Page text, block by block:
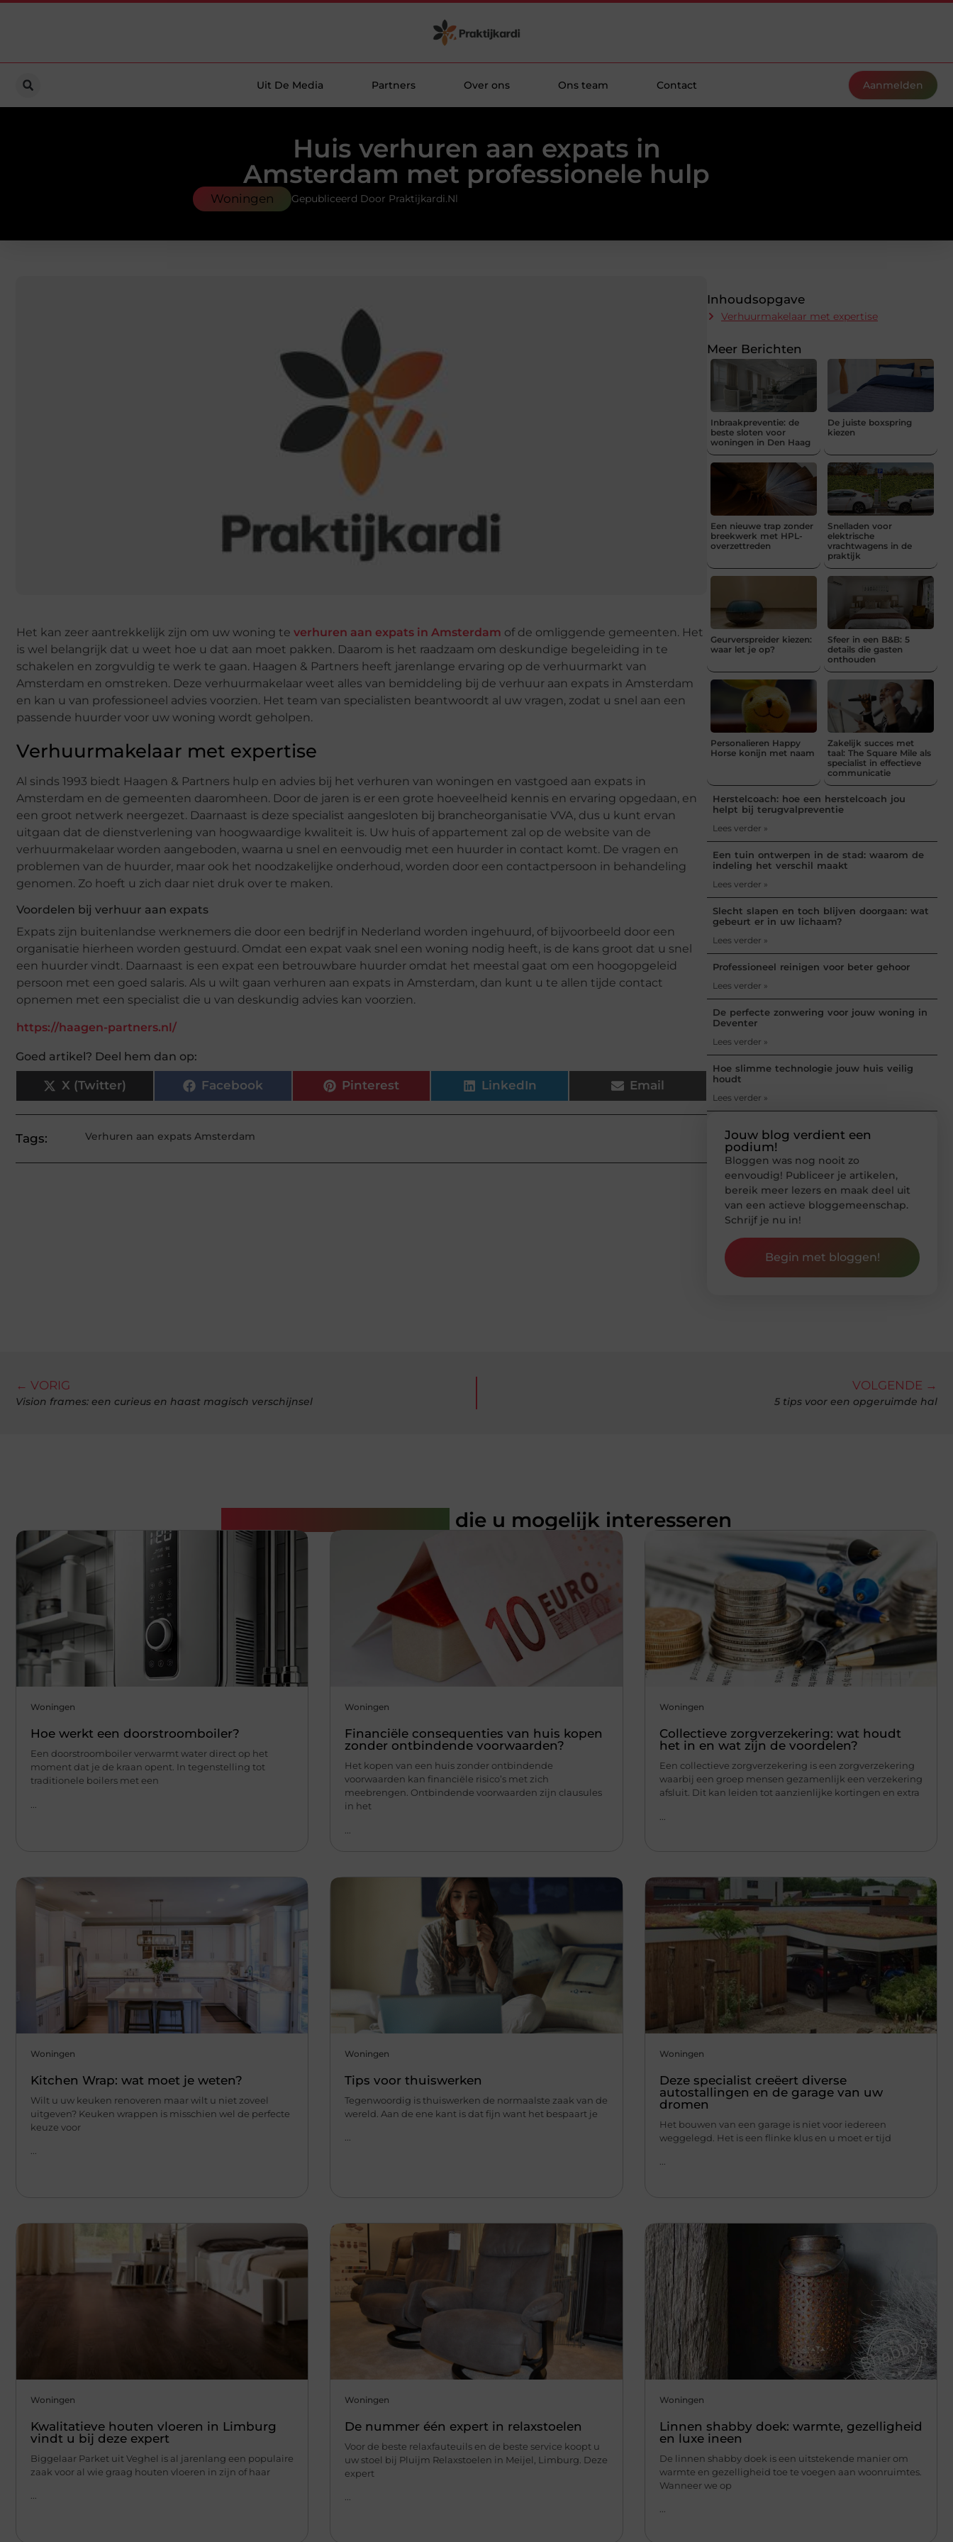
Uit De Media Partners Over ons Ons team Contact Aanmelden
Huis verhuren aan expats in
Amsterdam met professionele hulp
Woningen Gepubliceerd Door Praktijkardi.nl
Het kan zeer aantrekkelijk zijn om uw woning te verhuren aan expats in Amsterdam of de omliggende gemeenten. Het
is wel belangrijk dat u weet hoe u dat aan moet pakken. Daarom is het raadzaam om deskundige begeleiding in te
schakelen en zorgvuldig te werk te gaan. Haagen & Partners heeft jarenlange ervaring op de verhuurmarkt van
Amsterdam en omstreken. Deze verhuurmakelaar weet alles van bemiddeling bij de verhuur aan expats in Amsterdam
en kan u van professioneel advies voorzien. Het team van specialisten beantwoordt al uw vragen, zodat u snel aan een
passende huurder voor uw woning wordt geholpen.
Verhuurmakelaar met expertise
Al sinds 1993 biedt Haagen & Partners hulp en advies bij het verhuren van woningen en vastgoed aan expats in
Amsterdam en de gemeenten daaromheen. Door de jaren is er een grote hoeveelheid kennis en ervaring opgedaan, en
een groot netwerk neergezet. Daarnaast is deze specialist aangesloten bij brancheorganisatie VVA, dus u kunt ervan
uitgaan dat de dienstverlening van hoogwaardige kwaliteit is. Uw huis of appartement zal op de website van de
verhuurmakelaar worden aangeboden, waarna u snel en eenvoudig met een huurder in contact komt. De vragen en
problemen van de huurder, maar ook het noodzakelijke onderhoud, worden door een contactpersoon in behandeling
genomen. Zo hoeft u zich daar niet druk over te maken.
Voordelen bij verhuur aan expats
Expats zijn buitenlandse werknemers die door een bedrijf in Nederland worden ingehuurd, of bijvoorbeeld door een
organisatie hierheen worden gestuurd. Omdat een expat vaak snel een woning nodig heeft, is de kans groot dat u snel
een huurder vindt. Daarnaast is een expat een betrouwbare huurder omdat het meestal gaat om een hoogopgeleid
persoon met een goed salaris. Als u wilt gaan verhuren aan expats in Amsterdam, dan kunt u te allen tijde contact
opnemen met een specialist die u van deskundig advies kan voorzien.
https://haagen-partners.nl/
Goed artikel? Deel hem dan op:
X (Twitter) Facebook Pinterest LinkedIn Email
Tags: Verhuren aan expats Amsterdam
Inhoudsopgave
Verhuurmakelaar met expertise
Meer Berichten
Inbraakpreventie: de
beste sloten voor
woningen in Den Haag
De juiste boxspring
kiezen
Een nieuwe trap zonder
breekwerk met HPL-
overzettreden
Snelladen voor
elektrische
vrachtwagens in de
praktijk
Geurverspreider kiezen:
waar let je op?
Sfeer in een B&B: 5
details die gasten
onthouden
Personalieren Happy
Horse konijn met naam
Zakelijk succes met
taal: The Square Mile als
specialist in effectieve
communicatie
Herstelcoach: hoe een herstelcoach jou
helpt bij terugvalpreventie
Lees verder »
Een tuin ontwerpen in de stad: waarom de
indeling het verschil maakt
Lees verder »
Slecht slapen en toch blijven doorgaan: wat
gebeurt er in uw lichaam?
Lees verder »
Professioneel reinigen voor beter gehoor
Lees verder »
De perfecte zonwering voor jouw woning in
Deventer
Lees verder »
Hoe slimme technologie jouw huis veilig
houdt
Lees verder »
Jouw blog verdient een
podium!
Bloggen was nog nooit zo
eenvoudig! Publiceer je artikelen,
bereik meer lezers en maak deel uit
van een actieve bloggemeenschap.
Schrijf je nu in!
Begin met bloggen!
← VORIG
Vision frames: een curieus en haast magisch verschijnsel
VOLGENDE →
5 tips voor een opgeruimde hal
die u mogelijk interesseren
Woningen
Hoe werkt een doorstroomboiler?
Een doorstroomboiler verwarmt water direct op het
moment dat je de kraan opent. In tegenstelling tot
traditionele boilers met een
Woningen
Financiële consequenties van huis kopen
zonder ontbindende voorwaarden?
Het kopen van een huis zonder ontbindende
voorwaarden kan financiële risico’s met zich
meebrengen. Ontbindende voorwaarden zijn clausules
in het
Woningen
Collectieve zorgverzekering: wat houdt
het in en wat zijn de voordelen?
Een collectieve zorgverzekering is een zorgverzekering
waarbij een groep mensen gezamenlijk een verzekering
afsluit. Dit kan leiden tot aanzienlijke kortingen en extra
Woningen
Kitchen Wrap: wat moet je weten?
Wilt u uw keuken renoveren maar wilt u niet zoveel
uitgeven? Keuken wrappen is misschien wel de perfecte
keuze voor
Woningen
Tips voor thuiswerken
Tegenwoordig is thuiswerken de normaalste zaak van de
wereld. Aan de ene kant is dat fijn want het bespaart je
Woningen
Deze specialist creëert diverse
autostallingen en de garage van uw
dromen
Het bouwen van een garage is niet voor iedereen
weggelegd. Het is een flinke klus en u moet er tijd
Woningen
Kwalitatieve houten vloeren in Limburg
vindt u bij deze expert
Biggelaar Parket uit Veghel is al jarenlang een populaire
zaak voor al wie graag houten vloeren in zijn of haar
...
Woningen
De nummer één expert in relaxstoelen
Voor de beste relaxfauteuils en de beste service koopt u
uw stoel bij Pluijm Relaxstoelen in Meijel, Limburg. Deze
expert
...
Woningen
Linnen shabby doek: warmte, gezelligheid
en luxe ineen
De linnen shabby doek is een uitstekende manier om
warmte en gezelligheid toe te voegen aan woonruimtes.
Wanneer we op
...